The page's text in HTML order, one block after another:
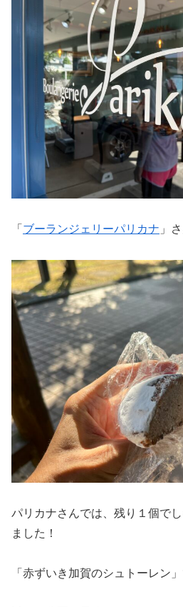
「 ブーランジェリーパリカナ 」
パリカナさんでは、残り１個で
ました！
「赤ずいき加賀のシュトーレン」